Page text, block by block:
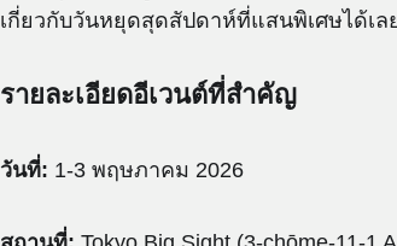
เกี่ยวกับวันหยุดสุดสัปดาห์ที่แสนพิเศษได้เล
รายละเอียดอีเวนต์ที่สำคัญ
วันที่: 1-3 พฤษภาคม 2026